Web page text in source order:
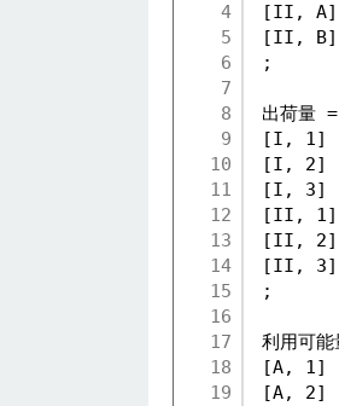
4
5
6
7
8
9
10
11
12
13
14
15
16
17
18
19
[II, A]
[II, B]
;
出荷量 =
[I, 1]
[I, 2]
[I, 3]
[II, 1]
[II, 2]
[II, 3]
;
利用可
[A, 1]
[A, 2]